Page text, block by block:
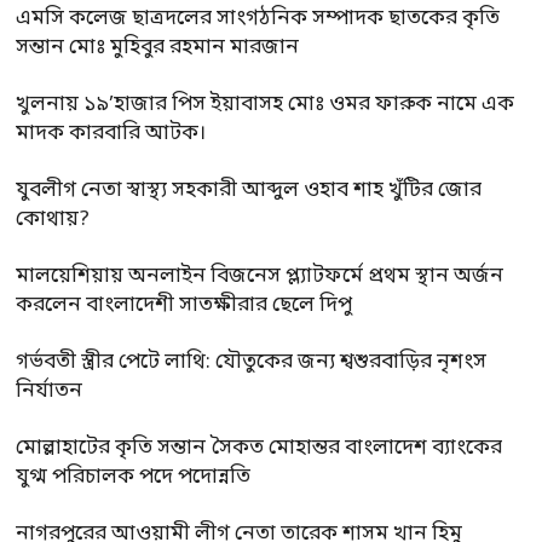
এমসি কলেজ ছাত্রদলের সাংগঠনিক সম্পাদক ছাতকের কৃতি
সন্তান মোঃ মুহিবুর রহমান মারজান
খুলনায় ১৯’হাজার পিস ইয়াবাসহ মোঃ ওমর ফারুক নামে এক
মাদক কারবারি আটক।
যুবলীগ নেতা স্বাস্থ্য সহকারী আব্দুল ওহাব শাহ খুঁটির জোর
কোথায়?
মালয়েশিয়ায় অনলাইন বিজনেস প্ল্যাটফর্মে প্রথম স্থান অর্জন
করলেন বাংলাদেশী সাতক্ষীরার ছেলে দিপু
গর্ভবতী স্ত্রীর পেটে লাথি: যৌতুকের জন্য শ্বশুরবাড়ির নৃশংস
নির্যাতন
মোল্লাহাটের কৃতি সন্তান সৈকত মোহান্তর বাংলাদেশ ব্যাংকের
যুগ্ম পরিচালক পদে পদোন্নতি
নাগরপুরের আওয়ামী লীগ নেতা তারেক শাসম খান হিমু